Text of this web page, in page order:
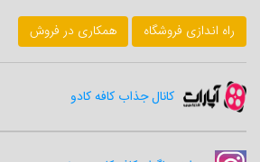
راه اندازی فروشگاه همکاری در فروش
کانال جذاب کافه کادو